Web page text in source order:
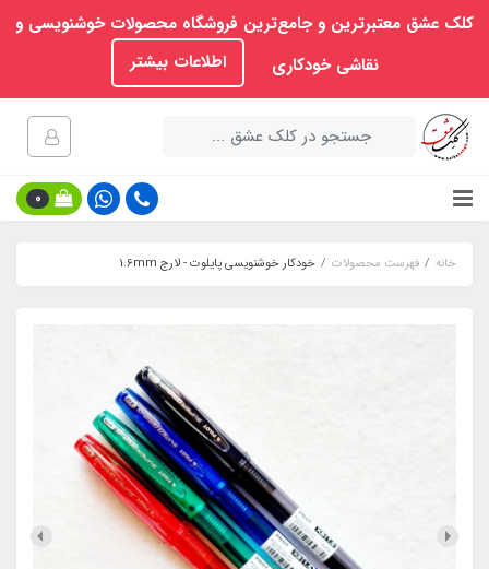
کلک عشق معتبرترین و جامع‌ترین فروشگاه محصولات خوشنویسی و
نقاشی خودکاری
اطلاعات بیشتر
0
خانه فهرست محصولات خودکار خوشنویسی پایلوت - لارج 1.6mm